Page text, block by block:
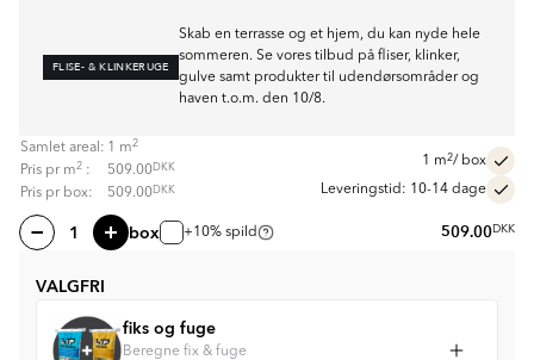
FLISE- & KLINKERUGE
Skab en terrasse og et hjem, du kan nyde hele
sommeren. Se vores tilbud på fliser, klinker,
gulve samt produkter til udendørsområder og
haven t.o.m. den 10/8.
Samlet areal: 1 m 2
Pris pr m 2 : 509.00DKK
Pris pr box: 509.00DKK
1 m2/ box
Leveringstid: 10-14 dage
box +10% spild 509.00DKK
VALGFRI
fiks og fuge
Beregne fix & fuge